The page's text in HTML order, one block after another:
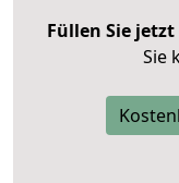
Füllen Sie
Sie